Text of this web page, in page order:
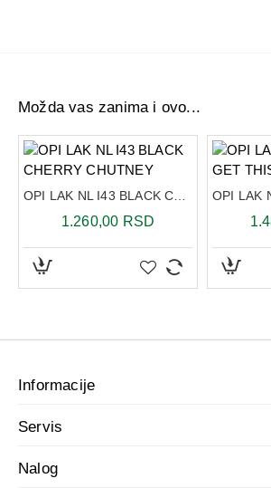
Možda vas zanima i ovo...
1.260,00 RSD
Informacije
Servis
Nalog